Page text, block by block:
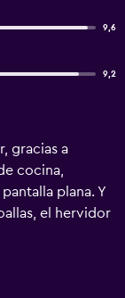
9,6
9,2
gracias a
cocina,
plana. Y
el hervidor